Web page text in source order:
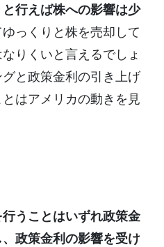
行えば株への影響は少
っくりと株を売却して
りくいと言えるでしょ
と政策金利の引き上げ
はアメリカの動きを見
うことはいずれ政策金
政策金利の影響を受け